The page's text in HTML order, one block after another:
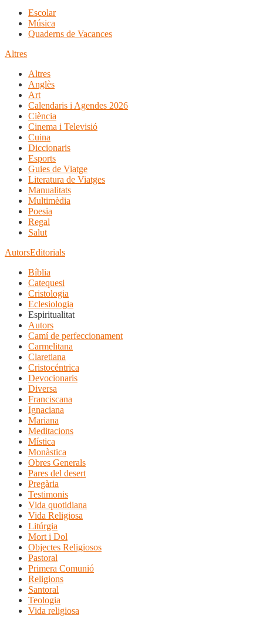
Escolar
Música
Quaderns de Vacances
Altres
Altres
Anglès
Art
Calendaris i Agendes 2026
Ciència
Cinema i Televisió
Cuina
Diccionaris
Esports
Guies de Viatge
Literatura de Viatges
Manualitats
Multimèdia
Poesia
Regal
Salut
AutorsEditorials
Bíblia
Catequesi
Cristologia
Eclesiologia
Espiritualitat
Autors
Camí de perfeccionament
Carmelitana
Claretiana
Cristocéntrica
Devocionaris
Diversa
Franciscana
Ignaciana
Mariana
Meditacions
Mística
Monàstica
Obres Generals
Pares del desert
Pregària
Testimonis
Vida quotidiana
Vida Religiosa
Litúrgia
Mort i Dol
Objectes Religiosos
Pastoral
Primera Comunió
Religions
Santoral
Teologia
Vida religiosa